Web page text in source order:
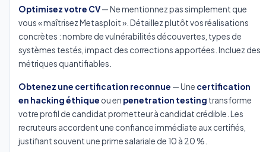
Optimisez votre CV— Ne mentionnez pas simplement que
vous « maîtrisez Metasploit ». Détaillez plutôt vos réalisations
concrètes : nombre de vulnérabilités découvertes, types de
systèmes testés, impact des corrections apportées. Incluez des
métriques quantifiables.
Obtenez une certification reconnue — Une certification
en hacking éthique ou en penetration testing transforme
votre profil de candidat prometteur à candidat crédible. Les
recruteurs accordent une confiance immédiate aux certifiés,
justifiant souvent une prime salariale de 10 à 20 %.